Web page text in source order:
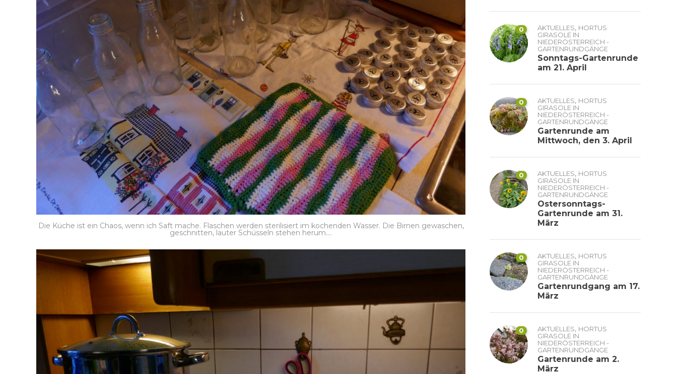
Die Küche ist ein Chaos, wenn ich Saft mache. Flaschen werden sterilisiert im kochenden Wasser. Die Birnen gewaschen,
geschnitten, lauter Schüsseln stehen herum….
0 AKTUELLES, HORTUS
GIRASOLE IN
NIEDERÖSTERREICH -
GARTENRUNDGÄNGE
Sonntags-Gartenrunde
am 21. April
0 AKTUELLES, HORTUS
GIRASOLE IN
NIEDERÖSTERREICH -
GARTENRUNDGÄNGE
Gartenrunde am
Mittwoch, den 3. April
0 AKTUELLES, HORTUS
GIRASOLE IN
NIEDERÖSTERREICH -
GARTENRUNDGÄNGE
Ostersonntags-
Gartenrunde am 31.
März
0 AKTUELLES, HORTUS
GIRASOLE IN
NIEDERÖSTERREICH -
GARTENRUNDGÄNGE
Gartenrundgang am 17.
März
0 AKTUELLES, HORTUS
GIRASOLE IN
NIEDERÖSTERREICH -
GARTENRUNDGÄNGE
Gartenrunde am 2.
März